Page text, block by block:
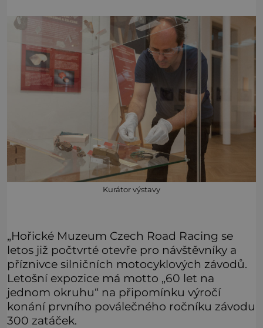
Kurátor výstavy
„Hořické Muzeum Czech Road Racing se
letos již počtvrté otevře pro návštěvníky a
příznivce silničních motocyklových závodů.
Letošní expozice má motto „60 let na
jednom okruhu“ na připomínku výročí
konání prvního poválečného ročníku závodu
300 zatáček.